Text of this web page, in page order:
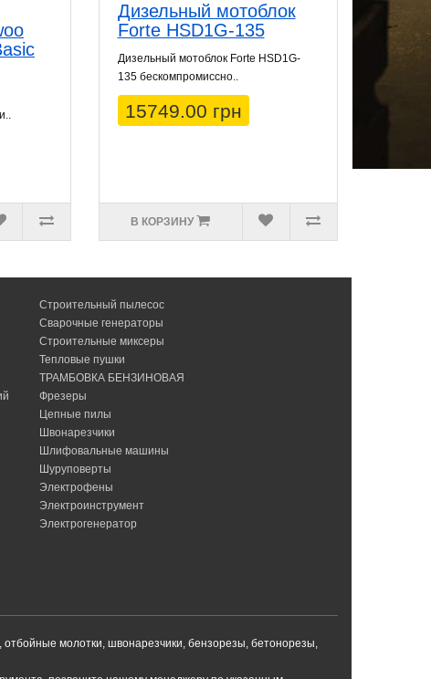
Дизельный мотоблок
Forte HSD1G-135
Дизельный мотоблок Forte HSD1G-
135 бескомпромиссно..
15749.00 грн
В КОРЗИНУ
Строительный пылесос
Сварочные генераторы
Строительные миксеры
Тепловые пушки
ТРАМБОВКА БЕНЗИНОВАЯ
Фрезеры
Цепные пилы
Швонарезчики
Шлифовальные машины
Шуруповерты
Электрофены
Электроинструмент
Электрогенератор
молотки, швонарезчики, бензорезы, бетонорезы,